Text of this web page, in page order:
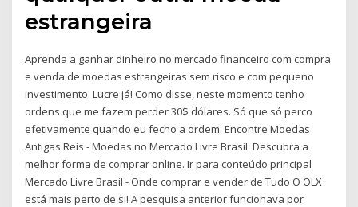
estrangeira
Aprenda a ganhar dinheiro no mercado financeiro com compra
e venda de moedas estrangeiras sem risco e com pequeno
investimento. Lucre já! Como disse, neste momento tenho
ordens que me fazem perder 30$ dólares. Só que só perco
efetivamente quando eu fecho a ordem. Encontre Moedas
Antigas Reis - Moedas no Mercado Livre Brasil. Descubra a
melhor forma de comprar online. Ir para conteúdo principal
Mercado Livre Brasil - Onde comprar e vender de Tudo O OLX
está mais perto de si! A pesquisa anterior funcionava por